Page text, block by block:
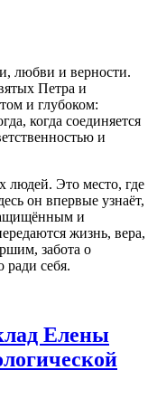
любви и верности.
Петра и
и глубоком:
когда соединяется
и
людей. Это место, где
он впервые узнаёт,
и
жизнь, вера,
забота о
ради себя.
Елены